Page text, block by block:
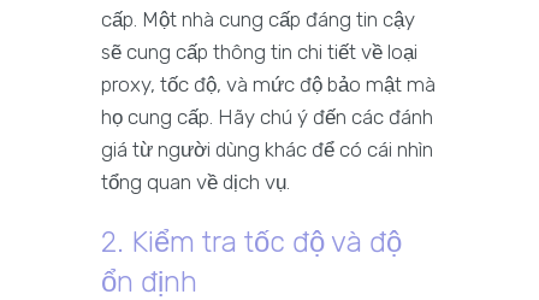
cấp. Một nhà cung cấp đáng tin cậy
sẽ cung cấp thông tin chi tiết về loại
proxy, tốc độ, và mức độ bảo mật mà
họ cung cấp. Hãy chú ý đến các đánh
giá từ người dùng khác để có cái nhìn
tổng quan về dịch vụ.
2. Kiểm tra tốc độ và độ
ổn định